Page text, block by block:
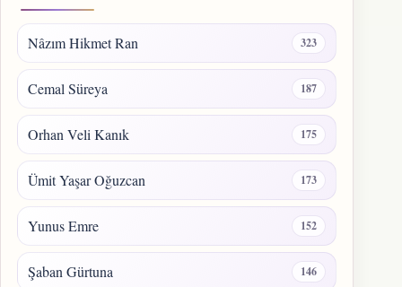
Nâzım Hikmet Ran 323
Cemal Süreya 187
Orhan Veli Kanık 175
Ümit Yaşar Oğuzcan 173
Yunus Emre 152
Şaban Gürtuna 146